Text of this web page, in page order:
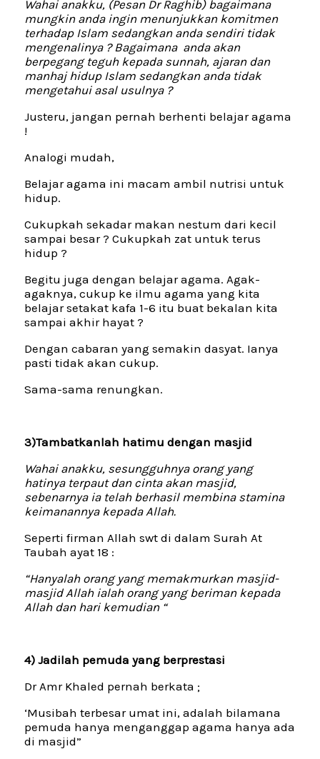
Wahai anakku, (Pesan Dr Raghib) bagaimana
mungkin anda ingin menunjukkan komitmen
terhadap Islam sedangkan anda sendiri tidak
mengenalinya ? Bagaimana anda akan
berpegang teguh kepada sunnah, ajaran dan
manhaj hidup Islam sedangkan anda tidak
mengetahui asal usulnya ?
Justeru, jangan pernah berhenti belajar agama
!
Analogi mudah,
Belajar agama ini macam ambil nutrisi untuk
hidup.
Cukupkah sekadar makan nestum dari kecil
sampai besar ? Cukupkah zat untuk terus
hidup ?
Begitu juga dengan belajar agama. Agak-
agaknya, cukup ke ilmu agama yang kita
belajar setakat kafa 1-6 itu buat bekalan kita
sampai akhir hayat ?
Dengan cabaran yang semakin dasyat. Ianya
pasti tidak akan cukup.
Sama-sama renungkan.
3)Tambatkanlah hatimu dengan masjid
Wahai anakku, sesungguhnya orang yang
hatinya terpaut dan cinta akan masjid,
sebenarnya ia telah berhasil membina stamina
keimanannya kepada Allah.
Seperti firman Allah swt di dalam Surah At
Taubah ayat 18 :
“Hanyalah orang yang memakmurkan masjid-
masjid Allah ialah orang yang beriman kepada
Allah dan hari kemudian “
4) Jadilah pemuda yang berprestasi
Dr Amr Khaled pernah berkata ;
‘Musibah terbesar umat ini, adalah bilamana
pemuda hanya menganggap agama hanya ada
di masjid”